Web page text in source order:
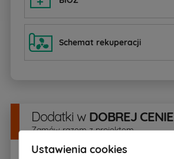
Schemat rekuperacji
Dodatki w DOBREJ CENIE
Zamów razem z projektem
Ustawienia cookies